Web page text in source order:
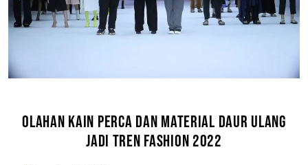
OLAHAN KAIN PERCA DAN MATERIAL DAUR ULANG
JADI TREN FASHION 2022